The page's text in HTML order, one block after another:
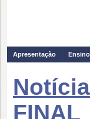
Apresentação Ensino